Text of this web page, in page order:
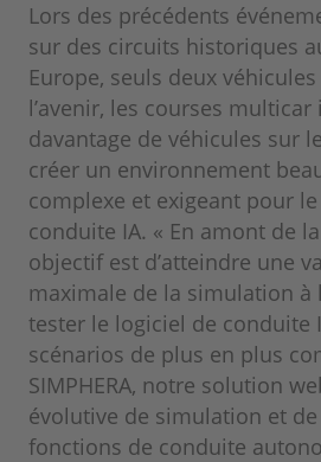
Lors des précédents
sur des circuits historiques
Europe, seuls deux
l’avenir, les courses
davantage de véhicules sur
créer un environnement
complexe et exigeant pour
conduite IA. « En amont de
objectif est d’atteindre une
maximale de la simulation à
tester le logiciel de conduite
scénarios de plus en plus
SIMPHERA, notre solution
évolutive de simulation et
fonctions de conduite